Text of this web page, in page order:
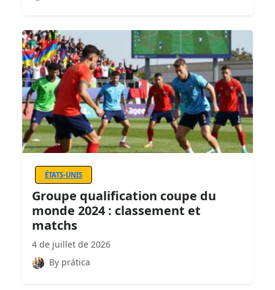
ÉTATS-UNIS
Groupe qualification coupe du
monde 2024 : classement et
matchs
4 de juillet de 2026
By prática